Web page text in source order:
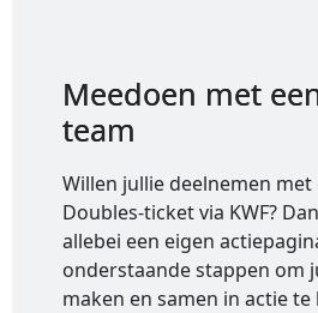
Meedoen met
team
Willen jullie deelnemen met
Doubles-ticket via KWF?
allebei een eigen
onderstaande stappen om
maken en samen in actie te